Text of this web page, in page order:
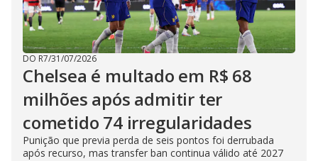
DO R7/31/07/2026
Chelsea é multado em R$ 68
milhões após admitir ter
cometido 74 irregularidades
Punição que previa perda de seis pontos foi derrubada
após recurso, mas transfer ban continua válido até 2027